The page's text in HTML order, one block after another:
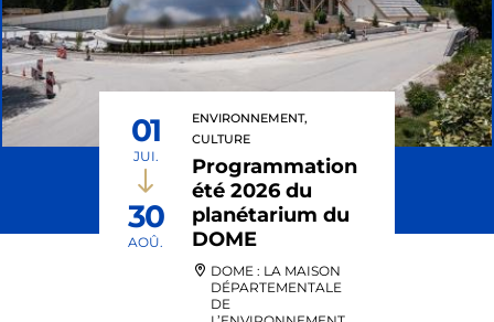
ENVIRONNEMENT,
CULTURE
Programmation
été 2026 du
planétarium du
DOME
DOME : LA MAISON
DÉPARTEMENTALE
DE
01
JUI.
30
AOÛ.